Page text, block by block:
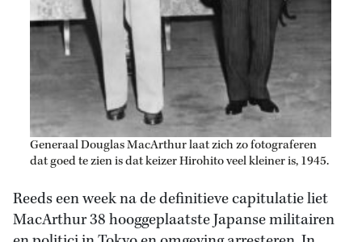
Generaal Douglas MacArthur laat zich zo fotograferen
dat goed te zien is dat keizer Hirohito veel kleiner is, 1945.
Reeds een week na de definitieve capitulatie liet
MacArthur 38 hooggeplaatste Japanse militairen